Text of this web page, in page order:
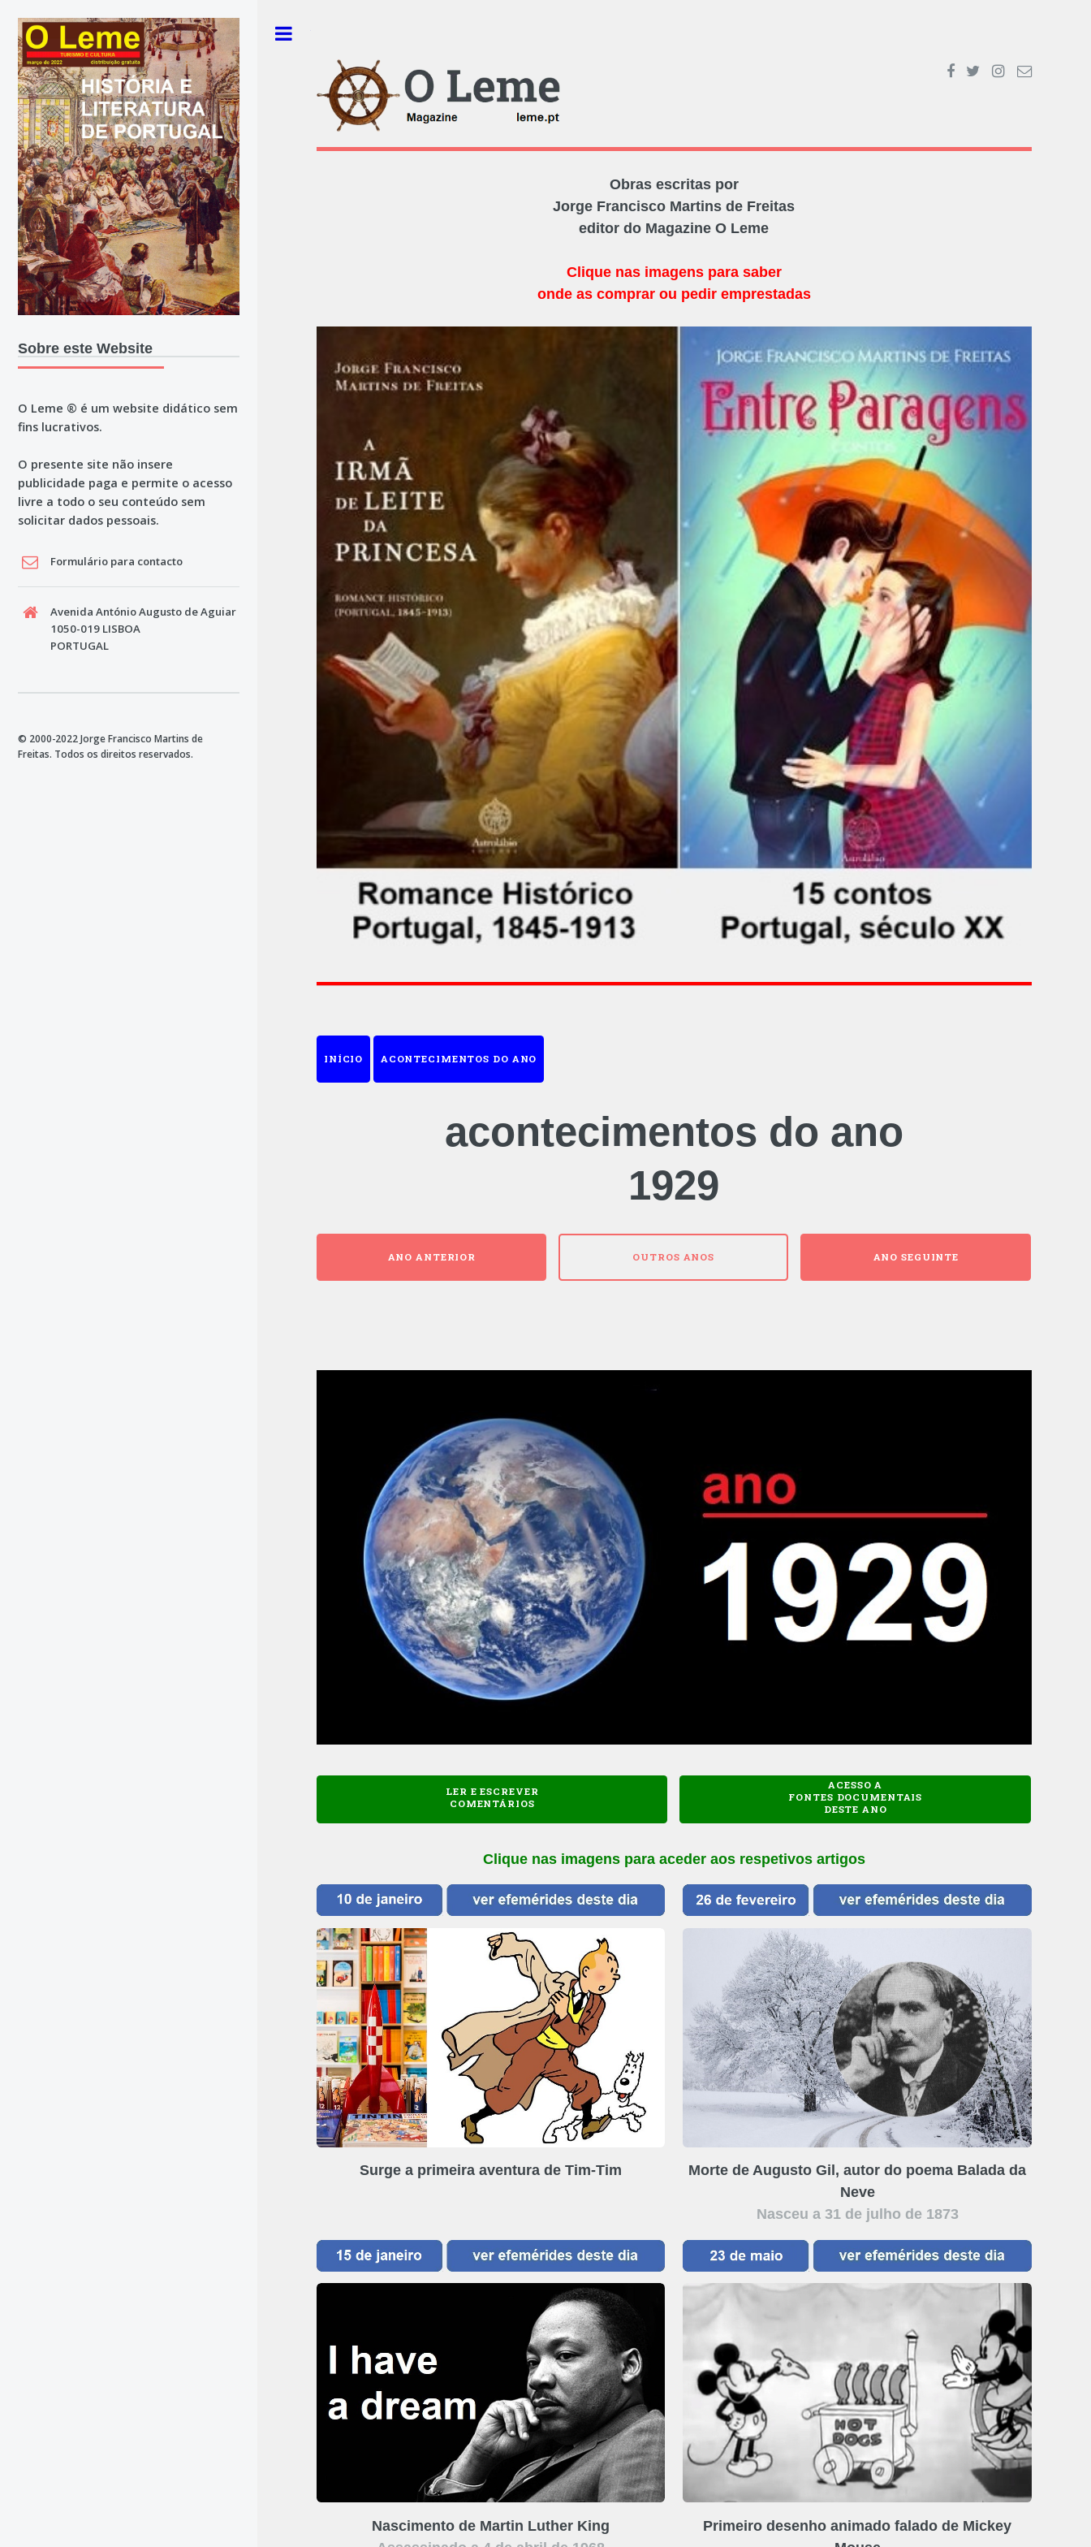
Obras escritas por
Jorge Francisco Martins de Freitas
editor do Magazine O Leme
Clique nas imagens para saber
onde as comprar ou pedir emprestadas
INÍCIO ACONTECIMENTOS DO ANO
acontecimentos do ano
1929
ANO ANTERIOR OUTROS ANOS ANO SEGUINTE
LER E ESCREVER
COMENTÁRIOS
ACESSO A
FONTES DOCUMENTAIS
DESTE ANO
Clique nas imagens para aceder aos respetivos artigos
Surge a primeira aventura de Tim-Tim
Morte de Augusto Gil, autor do poema Balada da
Neve
Nasceu a 31 de julho de 1873
Nascimento de Martin Luther King
Primeiro desenho animado falado de Mickey
Sobre este Website
O Leme ® é um website didático sem
fins lucrativos.
O presente site não insere
publicidade paga e permite o acesso
livre a todo o seu conteúdo sem
solicitar dados pessoais.
Formulário para contacto
Avenida António Augusto de Aguiar
1050-019 LISBOA
PORTUGAL
© 2000-2022 Jorge Francisco Martins de
Freitas. Todos os direitos reservados.